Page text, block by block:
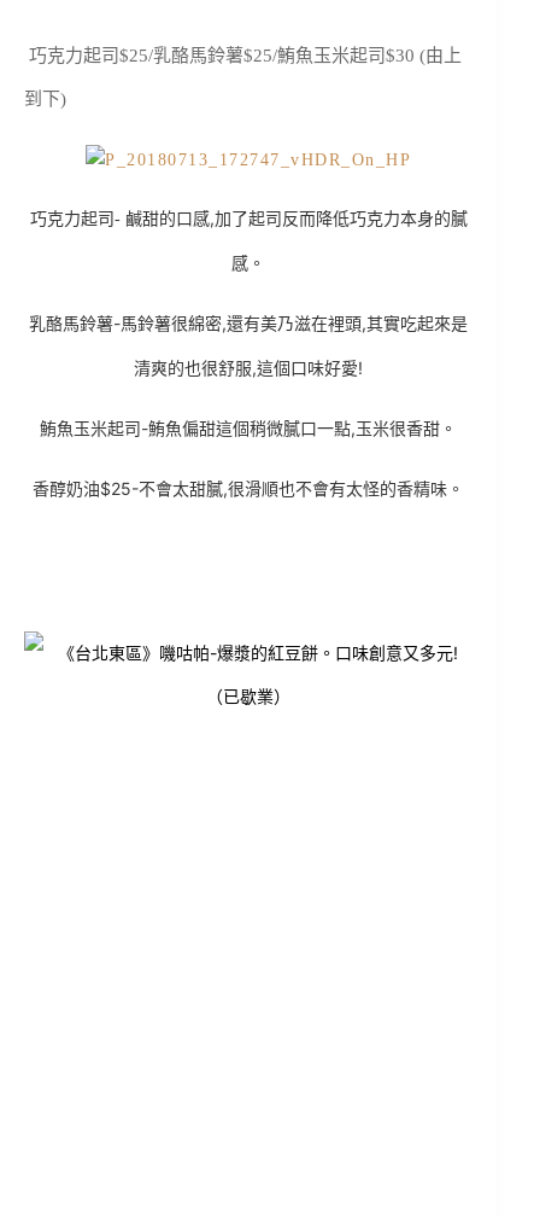
巧克力起司$25/乳酪馬鈴薯$25/鮪魚玉米起司$30 (由上
到下)
巧克力起司- 鹹甜的口感,加了起司反而降低巧克力本身的膩
感。
乳酪馬鈴薯-馬鈴薯很綿密,還有美乃滋在裡頭,其實吃起來是
清爽的也很舒服,這個口味好愛!
鮪魚玉米起司-鮪魚偏甜這個稍微膩口一點,玉米很香甜。
香醇奶油$25-不會太甜膩,很滑順也不會有太怪的香精味。